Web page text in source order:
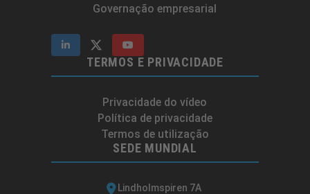
Governação empresarial
TERMOS E PRIVACIDADE
Privacidade do vídeo
Política de privacidade
Termos de utilização
SEDE MUNDIAL
Lindholmspiren 7A